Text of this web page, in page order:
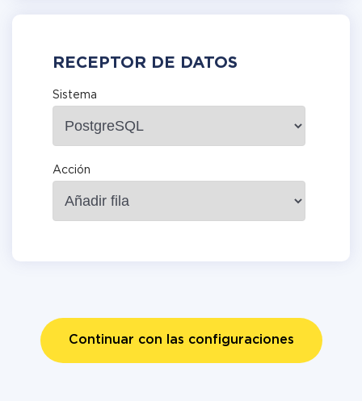
RECEPTOR DE DATOS
Sistema
Acción
Continuar con las configuraciones